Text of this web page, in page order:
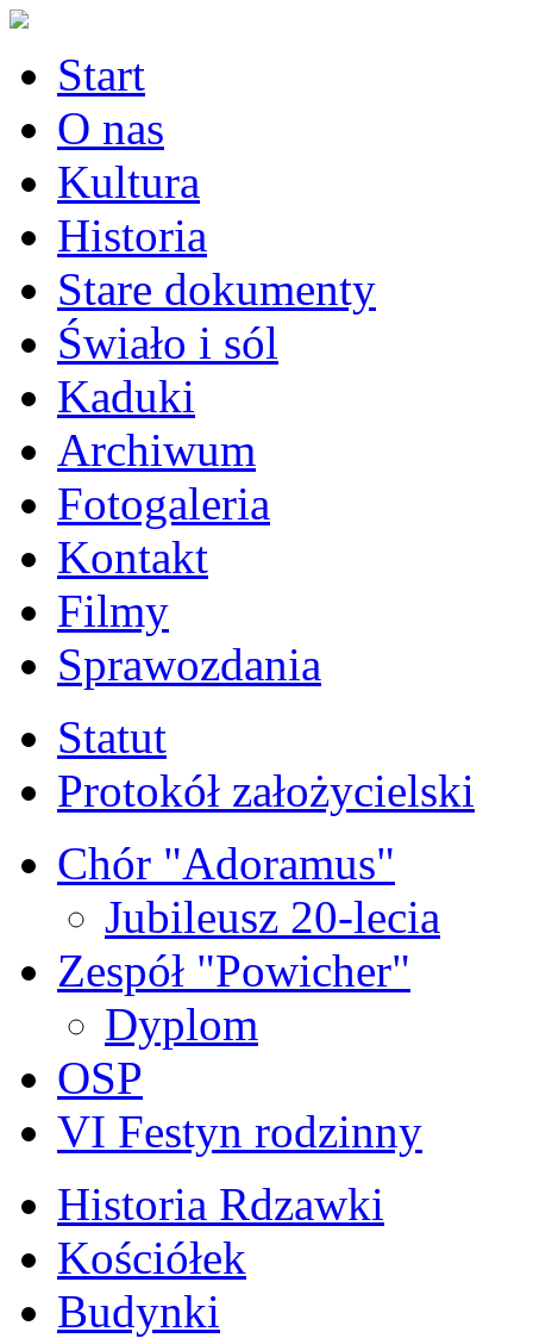
Start
O nas
Kultura
Historia
Stare dokumenty
Świało i sól
Kaduki
Archiwum
Fotogaleria
Kontakt
Filmy
Sprawozdania
Statut
Protokół założycielski
Chór "Adoramus"
Jubileusz 20-lecia
Zespół "Powicher"
Dyplom
OSP
VI Festyn rodzinny
Historia Rdzawki
Kościółek
Budynki